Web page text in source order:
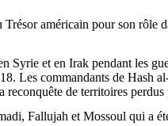
américain pour son
Syrie et en Irak pendant les
Les commandants de Hash
de territoires
, Fallujah et Mossoul qui a